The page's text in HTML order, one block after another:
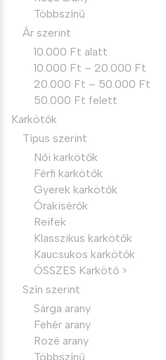
Többszínű
Ár szerint
10.000 Ft alatt
10.000 Ft – 20.000 Ft
20.000 Ft – 50.000 Ft
50.000 Ft felett
Karkötők
Típus szerint
Női karkötők
Férfi karkötők
Gyerek karkötők
Órakisérők
Reifek
Klasszikus karkötők
Kaucsukos karkötők
ÖSSZES Karkötő >
Szín szerint
Sárga arany
Fehér arany
Rozé arany
Többszínű